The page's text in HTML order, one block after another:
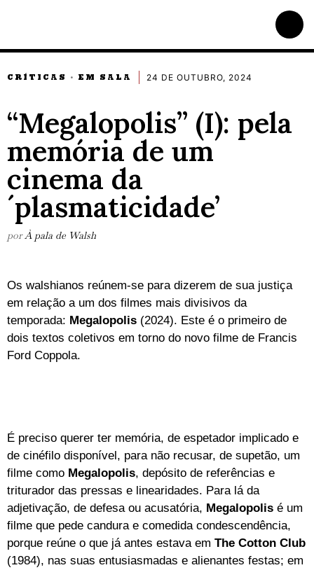
CRÍTICAS · EM SALA 24 DE OUTUBRO, 2024
“Megalopolis” (I): pela
memória de um
cinema da
´plasmaticidade’
porÀ pala de Walsh
Os walshianos reúnem-se para dizerem de sua justiça
em relação a um dos filmes mais divisivos da
temporada: Megalopolis (2024). Este é o primeiro de
dois textos coletivos em torno do novo filme de Francis
Ford Coppola.
É preciso querer ter memória, de espetador implicado e
de cinéfilo disponível, para não recusar, de supetão, um
filme como Megalopolis, depósito de referências e
triturador das pressas e linearidades. Para lá da
adjetivação, de defesa ou acusatória, Megalopolis é um
filme que pede candura e comedida condescendência,
porque reúne o que já antes estava em The Cotton Club
(1984), nas suas entusiasmadas e alienantes festas; em